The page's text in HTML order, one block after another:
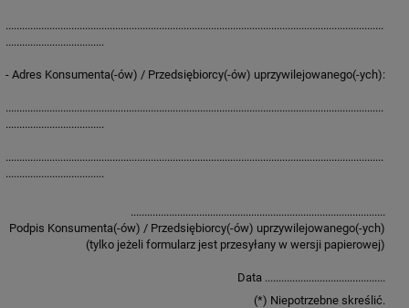
..........................................................................................................................................
....................................
- Adres Konsumenta(-ów) / Przedsiębiorcy(-ów) uprzywilejowanego(-ych):
..........................................................................................................................................
....................................
..........................................................................................................................................
....................................
.............................................................................................
Podpis Konsumenta(-ów) / Przedsiębiorcy(-ów) uprzywilejowanego(-ych)
(tylko jeżeli formularz jest przesyłany w wersji papierowej)
Data ............................................
(*) Niepotrzebne skreślić.